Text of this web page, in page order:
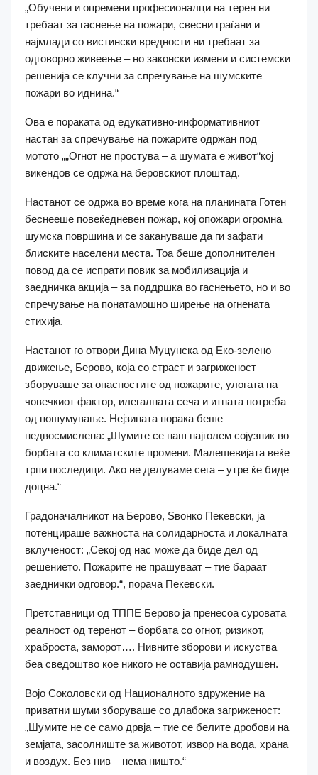
„Обучени и опремени професионалци на терен ни
требаат за гаснење на пожари, свесни граѓани и
најмлади со вистински вредности ни требаат за
одговорно живеење – но законски измени и системски
решенија се клучни за спречување на шумските
пожари во иднина.“
Ова е пораката од едукативно-информативниот
настан за спречување на пожарите одржан под
мотото „„Огнот не простува – а шумата е живот“кој
викендов се одржа на беровскиот плоштад.
Настанот се одржа во време кога на планината Готен
беснееше повеќедневен пожар, кој опожари огромна
шумска површина и се закануваше да ги зафати
блиските населени места. Тоа беше дополнителен
повод да се испрати повик за мобилизација и
заедничка акција – за поддршка во гаснењето, но и во
спречување на понатамошно ширење на огнената
стихија.
Настанот го отвори Дина Муцунска од Еко-зелено
движење, Берово, која со страст и загриженост
зборуваше за опасностите од пожарите, улогата на
човечкиот фактор, илегалната сеча и итната потреба
од пошумување. Нејзината порака беше
недвосмислена: „Шумите се наш најголем сојузник во
борбата со климатските промени. Малешевијата веќе
трпи последици. Ако не делуваме сега – утре ќе биде
доцна.“
Градоначалникот на Берово, Ѕвонко Пекевски, ја
потенцираше важноста на солидарноста и локалната
вклученост: „Секој од нас може да биде дел од
решението. Пожарите не прашуваат – тие бараат
заеднички одговор.“, порача Пекевски.
Претставници од ТППЕ Берово ја пренесоа суровата
реалност од теренот – борбата со огнот, ризикот,
храброста, заморот…. Нивните зборови и искуства
беа сведоштво кое никого не оставија рамнодушен.
Војо Соколовски од Националното здружение на
приватни шуми зборуваше со длабока загриженост:
„Шумите не се само дрвја – тие се белите дробови на
земјата, засолниште за животот, извор на вода, храна
и воздух. Без нив – нема ништо.“